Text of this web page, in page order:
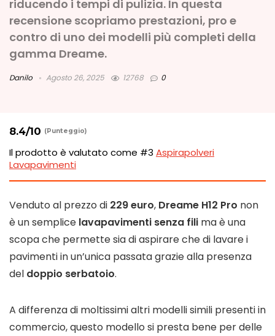
riducendo i tempi di pulizia. In questa
recensione scopriamo prestazioni, pro e
contro di uno dei modelli più completi della
gamma Dreame.
Danilo Agosto 26, 2025 12768 0
8.4/10 (Punteggio)
Il prodotto è valutato come #3 Aspirapolveri
Lavapavimenti
Venduto al prezzo di 229 euro, Dreame H12 Pro non
è un semplice lavapavimenti senza fili ma è una
scopa che permette sia di aspirare che di lavare i
pavimenti in un’unica passata grazie alla presenza
del doppio serbatoio.
A differenza di moltissimi altri modelli simili presenti in
commercio, questo modello si presta bene per delle